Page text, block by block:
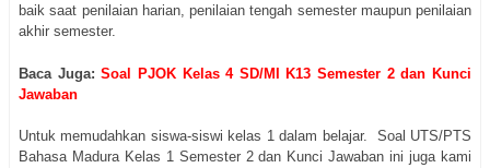
baik saat penilaian harian, penilaian tengah semester maupun penilaian
akhir semester.
Baca Juga:Soal PJOK Kelas 4 SD/MI K13 Semester 2 dan Kunci
Jawaban
Untuk memudahkan siswa-siswi kelas 1 dalam belajar. Soal UTS/PTS
Bahasa Madura Kelas 1 Semester 2 dan Kunci Jawaban ini juga kami